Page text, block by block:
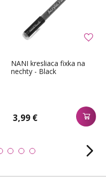
NANI kresliaca fixka na
nechty - Black
3,99 €